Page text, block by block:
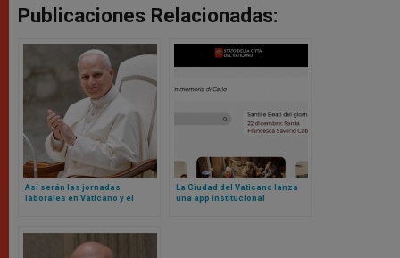
Publicaciones Relacionadas:
Así serán las jornadas
laborales en Vaticano y el
La Ciudad del Vaticano lanza
una app institucional